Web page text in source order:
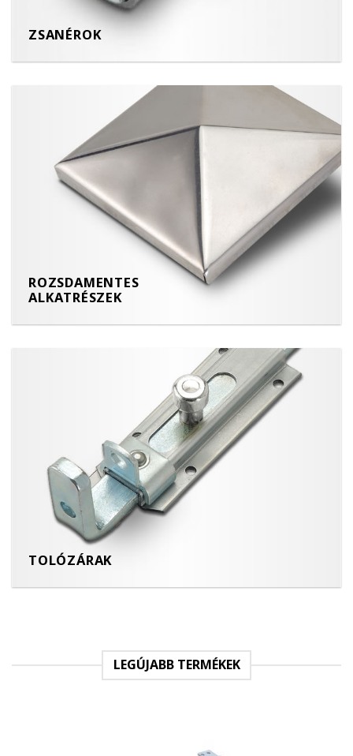
ZSANÉROK
ROZSDAMENTES
ALKATRÉSZEK
TOLÓZÁRAK
LEGÚJABB TERMÉKEK